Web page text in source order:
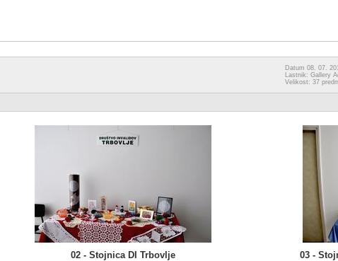
Datum 08. 07.
Lastnik: Gallery
Velikost: 37
02 - Stojnica DI Trbovlje 03 -